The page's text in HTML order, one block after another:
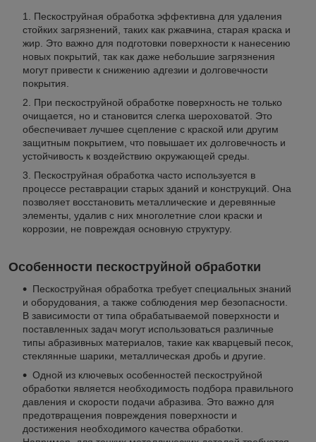
Пескоструйная обработка эффективна для удаления
стойких загрязнений, таких как ржавчина, старая краска и
жир. Это важно для подготовки поверхности к нанесению
новых покрытий, так как даже небольшие загрязнения
могут привести к снижению адгезии и долговечности
покрытия.
При пескоструйной обработке поверхность не только
очищается, но и становится слегка шероховатой. Это
обеспечивает лучшее сцепление с краской или другим
защитным покрытием, что повышает их долговечность и
устойчивость к воздействию окружающей среды.
Пескоструйная обработка часто используется в
процессе реставрации старых зданий и конструкций. Она
позволяет восстановить металлические и деревянные
элементы, удалив с них многолетние слои краски и
коррозии, не повреждая основную структуру.
Особенности пескоструйной обработки
Пескоструйная обработка требует специальных знаний
и оборудования, а также соблюдения мер безопасности.
В зависимости от типа обрабатываемой поверхности и
поставленных задач могут использоваться различные
типы абразивных материалов, такие как кварцевый песок,
стеклянные шарики, металлическая дробь и другие.
Одной из ключевых особенностей пескоструйной
обработки является необходимость подбора правильного
давления и скорости подачи абразива. Это важно для
предотвращения повреждения поверхности и
достижения необходимого качества обработки.